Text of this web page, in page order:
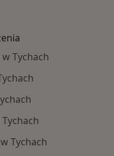
Tychach
Tychach